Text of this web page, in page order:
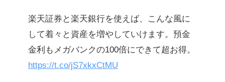
楽天証券と楽天銀行を使えば、こんな風に
して着々と資産を増やしていけます。預金
金利もメガバンクの100倍にできて超お得。
https://t.co/jS7xkxCtMU